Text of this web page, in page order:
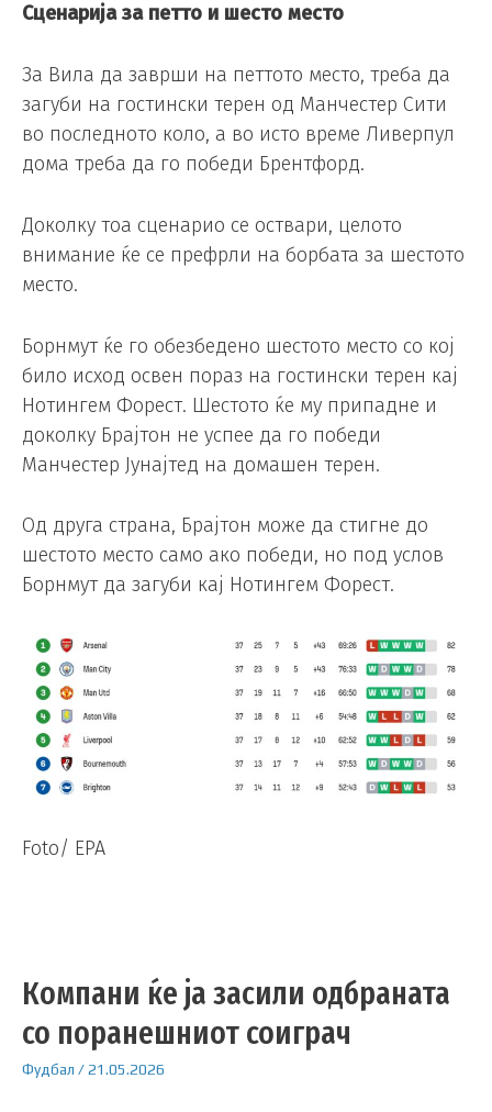
Сценарија за петто и шесто место
За Вила да заврши на петтото место, треба да
загуби на гостински терен од Манчестер Сити
во последното коло, а во исто време Ливерпул
дома треба да го победи Брентфорд.
Доколку тоа сценарио се оствари, целото
внимание ќе се префрли на борбата за шестото
место.
Борнмут ќе го обезбедено шестото место со кој
било исход освен пораз на гостински терен кај
Нотингем Форест. Шестото ќе му припадне и
доколку Брајтон не успее да го победи
Манчестер Јунајтед на домашен терен.
Од друга страна, Брајтон може да стигне до
шестото место само ако победи, но под услов
Борнмут да загуби кај Нотингем Форест.
Foto/ EPA
Компани ќе ја засили одбраната
со поранешниот соиграч
Фудбал /21.05.2026